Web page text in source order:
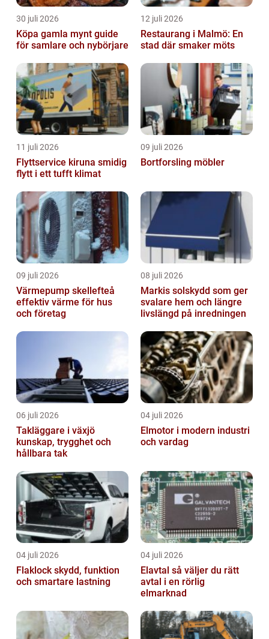
30 juli 2026
Köpa gamla mynt guide
för samlare och nybörjare
12 juli 2026
Restaurang i Malmö: En
stad där smaker möts
11 juli 2026
Flyttservice kiruna smidig
flytt i ett tufft klimat
09 juli 2026
Bortforsling möbler
09 juli 2026
Värmepump skellefteå
effektiv värme för hus
och företag
08 juli 2026
Markis solskydd som ger
svalare hem och längre
livslängd på inredningen
06 juli 2026
Takläggare i växjö
kunskap, trygghet och
hållbara tak
04 juli 2026
Elmotor i modern industri
och vardag
04 juli 2026
Flaklock skydd, funktion
och smartare lastning
04 juli 2026
Elavtal så väljer du rätt
avtal i en rörlig
elmarknad